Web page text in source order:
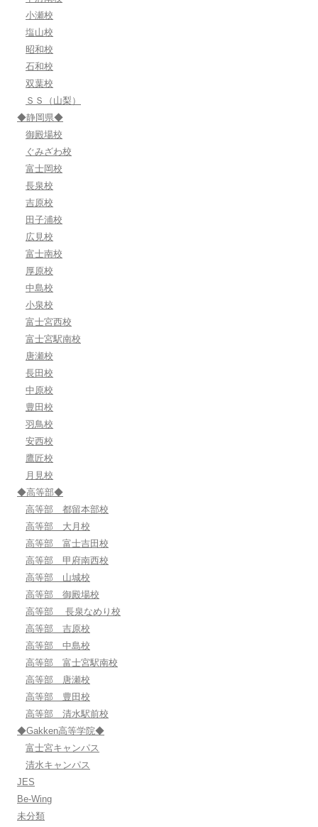
小瀬校
塩山校
昭和校
石和校
双葉校
ＳＳ（山梨）
◆静岡県◆
御殿場校
ぐみざわ校
富士岡校
長泉校
吉原校
田子浦校
広見校
富士南校
厚原校
中島校
小泉校
富士宮西校
富士宮駅南校
唐瀬校
長田校
中原校
豊田校
羽鳥校
安西校
鷹匠校
月見校
◆高等部◆
高等部 都留本部校
高等部 大月校
高等部 富士吉田校
高等部 甲府南西校
高等部 山城校
高等部 御殿場校
高等部 長泉なめり校
高等部 吉原校
高等部 中島校
高等部 富士宮駅南校
高等部 唐瀬校
高等部 豊田校
高等部 清水駅前校
◆Gakken高等学院◆
富士宮キャンパス
清水キャンパス
JES
Be-Wing
未分類